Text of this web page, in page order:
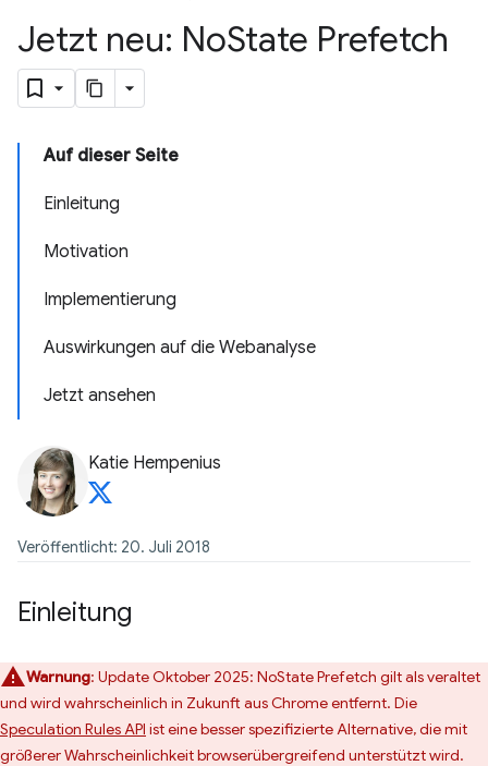
Jetzt neu: NoState Prefetch
Auf dieser Seite
Einleitung
Motivation
Implementierung
Auswirkungen auf die Webanalyse
Jetzt ansehen
Katie Hempenius
Veröffentlicht: 20. Juli 2018
Einleitung
Warnung: Update Oktober 2025: NoState Prefetch gilt als veraltet
und wird wahrscheinlich in Zukunft aus Chrome entfernt. Die
Speculation Rules API ist eine besser spezifizierte Alternative, die mit
größerer Wahrscheinlichkeit browserübergreifend unterstützt wird.